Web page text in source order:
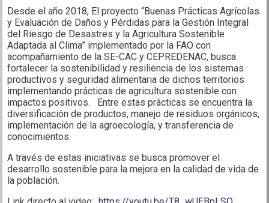
Desde el año 2018, El proyecto “Buenas Prácticas Agrícolas
y Evaluación de Daños y Pérdidas para la Gestión Integral
del Riesgo de Desastres y la Agricultura Sostenible
Adaptada al Clima” implementado por la FAO con
acompañamiento de la SE-CAC y CEPREDENAC, busca
fortalecer la sostenibilidad y resiliencia de los sistemas
productivos y seguridad alimentaria de dichos territorios
implementando prácticas de agricultura sostenible con
impactos positivos. Entre estas prácticas se encuentra la
diversificación de productos, manejo de residuos orgánicos,
implementación de la agroecología, y transferencia de
conocimientos.
A través de estas iniciativas se busca promover el
desarrollo sostenible para la mejora en la calidad de vida de
la población.